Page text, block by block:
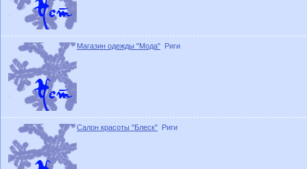
Магазин одежды "Мода" Риги
Салон красоты "Блеск" Риги